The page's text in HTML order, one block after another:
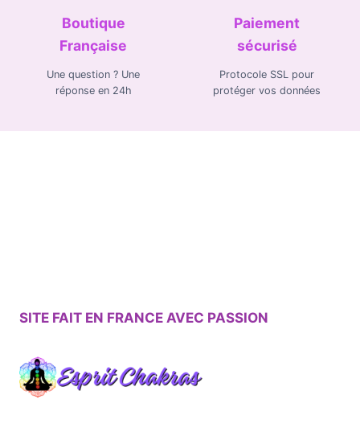
Boutique
Française
Une question ? Une
réponse en 24h
Paiement
sécurisé
Protocole SSL pour
protéger vos données
SITE FAIT EN FRANCE AVEC PASSION